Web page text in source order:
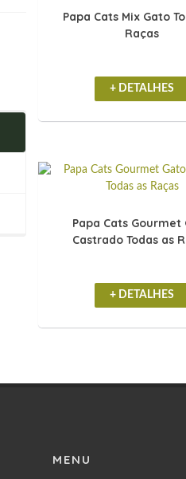
Papa Cats Mix Gato
Raças
+ DETALHES
Papa Cats Gourmet
Castrado Todas as
+ DETALHES
MENU